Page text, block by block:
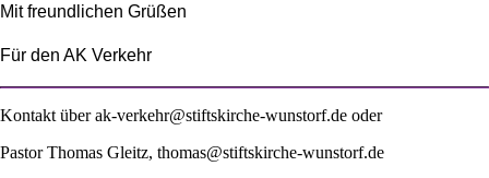
Mit freundlichen Grüßen
Für den AK Verkehr
Kontakt überak-verkehr@stiftskirche-wunstorf.de oder
Pastor Thomas Gleitz, thomas@stiftskirche-wunstorf.de